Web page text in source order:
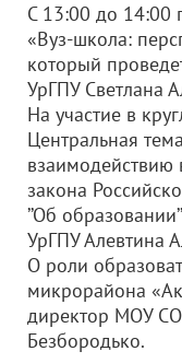
С 13:00 до 14:00
«Вуз-школа:
который
УрГПУ Светлана
На участие в
Центральная
взаимодействию
закона
’’Об
УрГПУ Алевтина
О роли
микрорайона
директор МОУ
Безбородько.